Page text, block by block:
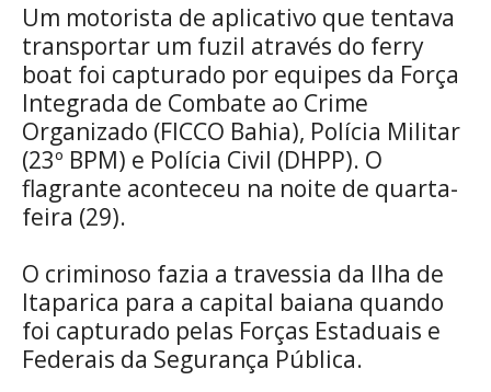
Um motorista de aplicativo que tentava
transportar um fuzil através do ferry
boat foi capturado por equipes da Força
Integrada de Combate ao Crime
Organizado (FICCO Bahia), Polícia Militar
(23º BPM) e Polícia Civil (DHPP). O
flagrante aconteceu na noite de quarta-
feira (29).
O criminoso fazia a travessia da Ilha de
Itaparica para a capital baiana quando
foi capturado pelas Forças Estaduais e
Federais da Segurança Pública.